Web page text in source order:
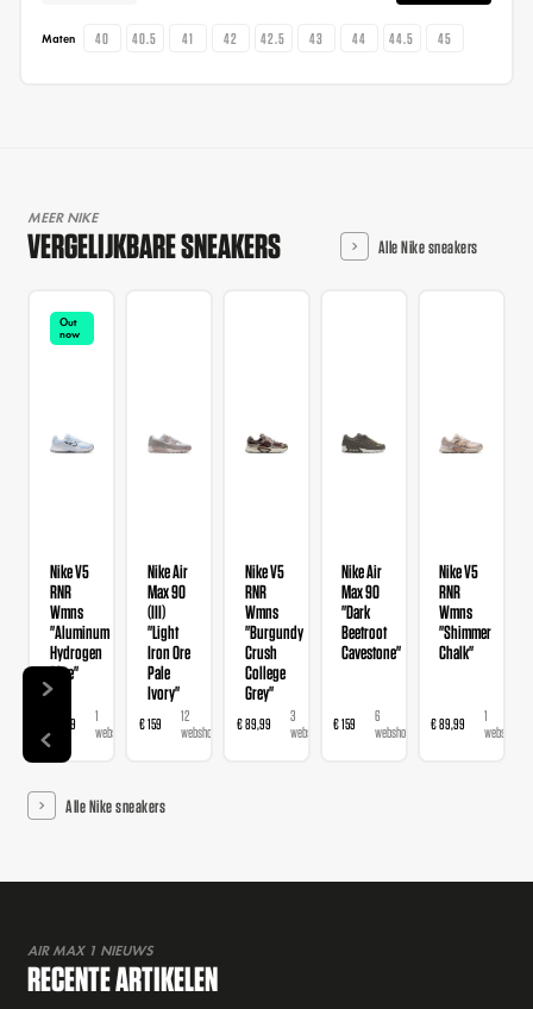
Maten 40 40.5 41 42 42.5 43 44 44.5 45
MEER NIKE
VERGELIJKBARE SNEAKERS Alle Nike sneakers
Out
now
Nike V5
RNR
Wmns
"Aluminum
Hydrogen
Blue"
€ 89,99
1
webshop
Nike Air
Max 90
(III)
"Light
Iron Ore
Pale
Ivory"
€ 159
12
webshops
Nike V5
RNR
Wmns
"Burgundy
Crush
College
Grey"
€ 89,99
3
webshops
Nike Air
Max 90
"Dark
Beetroot
Cavestone"
€ 159
6
webshops
Nike V5
RNR
Wmns
"Shimmer
Chalk"
€ 89,99
1
webshop
Alle Nike sneakers
AIR MAX 1 NIEUWS
RECENTE ARTIKELEN